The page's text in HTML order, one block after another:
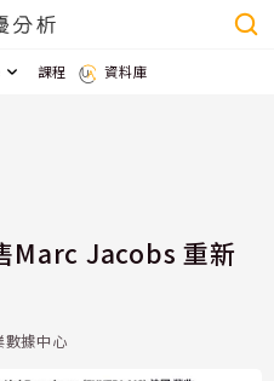
課程 資料庫
Marc Jacobs 重新
據中心